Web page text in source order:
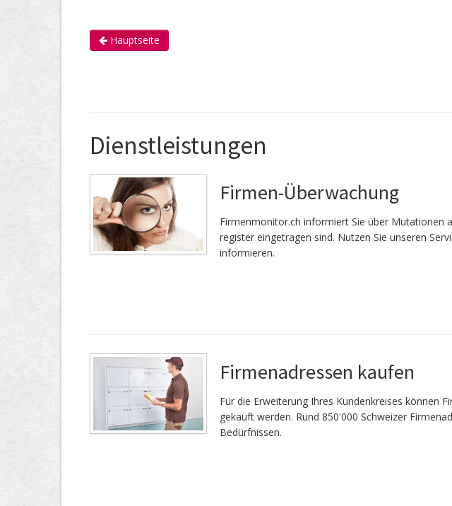
Hauptseite
Dienstleistungen
Firmen-Überwachung
Firmenmonitor.ch informiert Sie über Mutationen
register eingetragen sind. Nutzen Sie unseren
informieren.
Firmenadressen kaufen
Für die Er­wei­te­rung Ihres Kun­den­kreises kön­nen
gekauft werden. Rund 850'000 Schweizer
Bedürfnissen.